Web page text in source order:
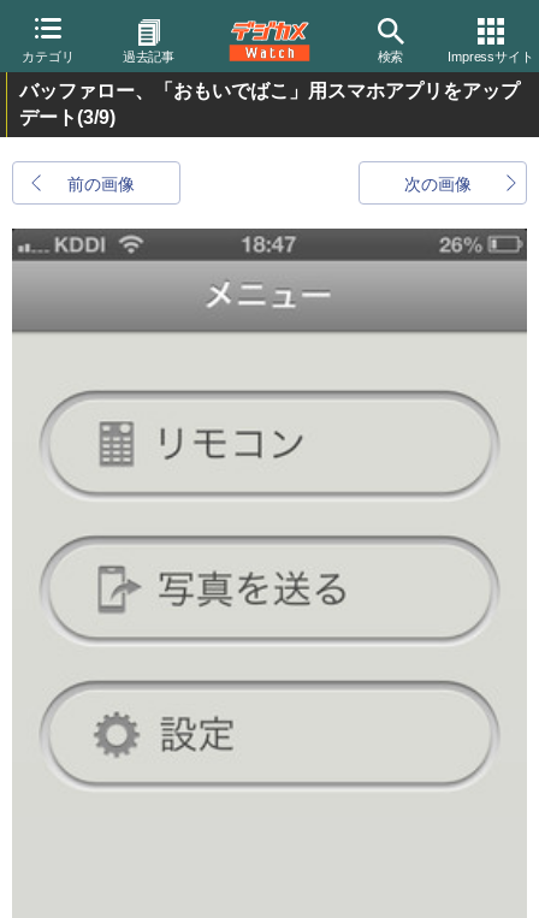
カテゴリ 過去記事 検索 Impressサイト
バッファロー、「おもいでばこ」用スマホアプリをアップ
デート(3/9)
前の画像 次の画像